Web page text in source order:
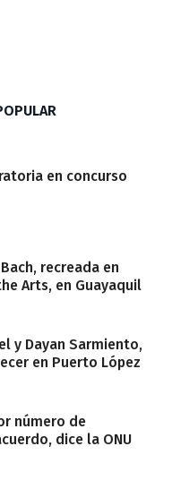
en concurso
recreada en
Arts, en Guayaquil
y Dayan Sarmiento,
en Puerto López
número de
dice la ONU